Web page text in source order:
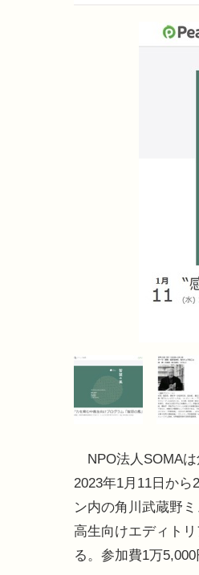
NPO法人SOMAは
2023年1月11日から
ン内の角川武蔵野
高生向けエディト
る。参加費1万